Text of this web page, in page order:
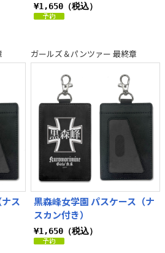
¥1,650（税込）
ス
ガールズ＆パンツァー 最終章
黒森峰女学園 パスケース（ナ
スカン付き）
¥1,650（税込）